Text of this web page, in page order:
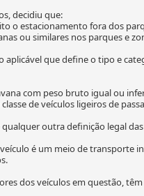
decidiu que:
o estacionamento fora dos
ou similares nos parques e
aplicável que define o tipo e
com peso bruto igual ou
de veículos ligeiros de
qualquer outra definição legal
é um meio de transporte
dos veículos em questão,